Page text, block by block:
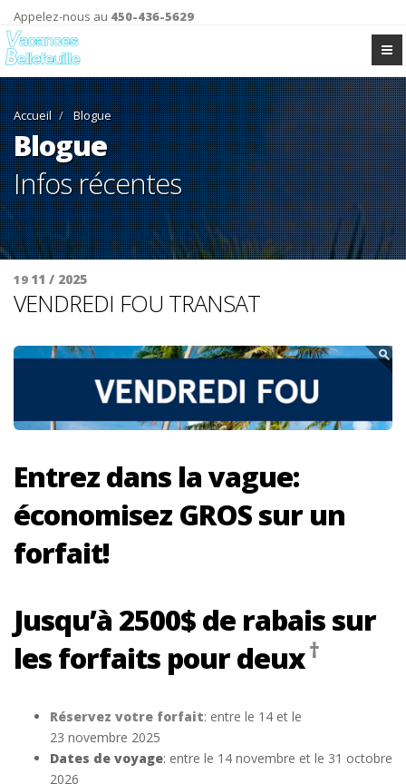
Appelez-nous au 450-436-5629
Accueil Blogue
Blogue
Infos récentes
19 11 / 2025
VENDREDI FOU TRANSAT
Entrez dans la vague:
économisez GROS sur un
forfait!
Jusqu’à 2500$ de rabais sur
les forfaits pour deux†
Réservez votre forfait: entre le 14 et le
23 novembre 2025
Dates de voyage: entre le 14 novembre et le 31 octobre
2026